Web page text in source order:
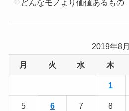
🔷どんなモノより価値あるもの
2019年8月
月 火 水 木
1
5 6 7 8